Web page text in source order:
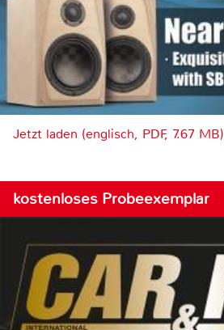
Jetzt laden (englisch, PDF, 7.67 MB)
kostenloses Probeexemplar